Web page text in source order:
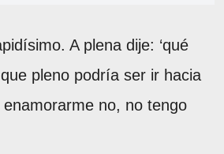
A plena dije: ‘qué
que pleno podría ser ir hacia
no, no tengo